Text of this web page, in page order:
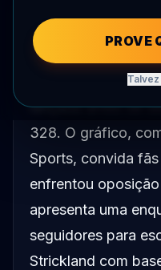
Uma comparação
Khamzat Chimaev
lançada antes de
328. O gráfico,
Sports, convida
enfrentou
apresenta uma
seguidores para
Strickland com
PROVE